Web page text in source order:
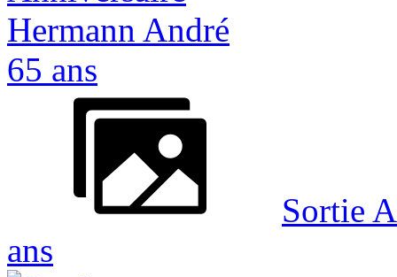
Sortie
ans